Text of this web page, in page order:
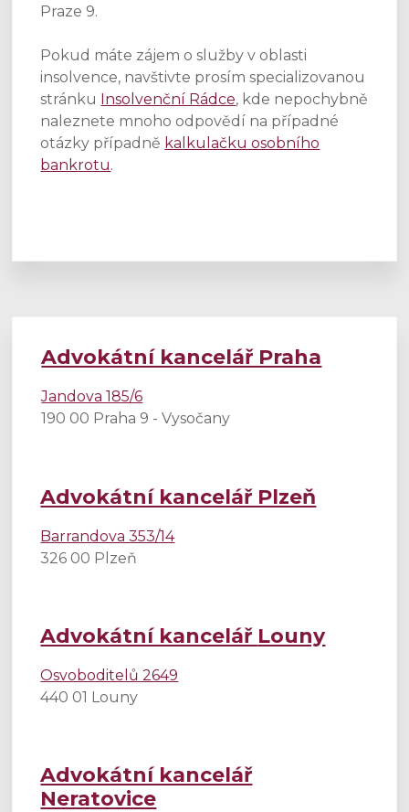
Praze 9.
Pokud máte zájem o služby v oblasti
insolvence, navštivte prosím specializovanou
stránku Insolvenční Rádce, kde nepochybně
naleznete mnoho odpovědí na případné
otázky případně kalkulačku osobního
bankrotu.
Advokátní kancelář Praha
Jandova 185/6
190 00 Praha 9 - Vysočany
Advokátní kancelář Plzeň
Barrandova 353/14
326 00 Plzeň
Advokátní kancelář Louny
Osvoboditelů 2649
440 01 Louny
Advokátní kancelář
Neratovice